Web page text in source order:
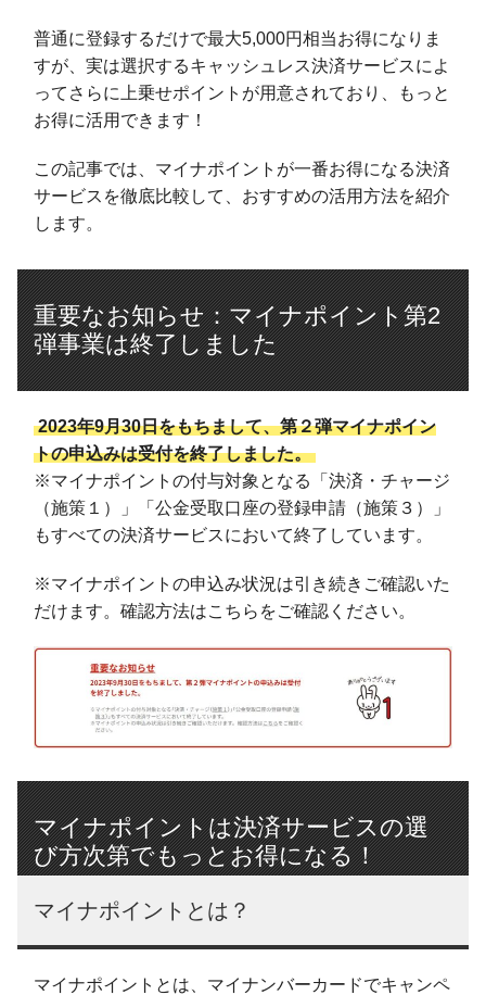
普通に登録するだけで最大5,000円相当お得になりま
すが、実は選択するキャッシュレス決済サービスによ
ってさらに上乗せポイントが用意されており、もっと
お得に活用できます！
この記事では、マイナポイントが一番お得になる決済
サービスを徹底比較して、おすすめの活用方法を紹介
します。
重要なお知らせ：マイナポイント第2
弾事業は終了しました
2023年9月30日をもちまして、第２弾マイナポイン
トの申込みは受付を終了しました。
※マイナポイントの付与対象となる「決済・チャージ
（施策１）」「公金受取口座の登録申請（施策３）」
もすべての決済サービスにおいて終了しています。
※マイナポイントの申込み状況は引き続きご確認いた
だけます。確認方法はこちらをご確認ください。
マイナポイントは決済サービスの選
び方次第でもっとお得になる！
マイナポイントとは？
マイナポイントとは、マイナンバーカードでキャンペ